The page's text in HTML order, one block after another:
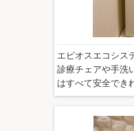
エピオスエコシス
診療チェアや手洗
はすべて安全でき